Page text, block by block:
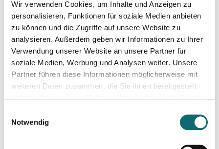
Wir verwenden Cookies, um Inhalte und Anzeigen zu
personalisieren, Funktionen für soziale Medien anbieten
zu können und die Zugriffe auf unsere Website zu
analysieren. Außerdem geben wir Informationen zu Ihrer
Verwendung unserer Website an unsere Partner für
soziale Medien, Werbung und Analysen weiter. Unsere
Partner führen diese Informationen möglicherweise mit
weiteren Daten zusammen, die Sie ihnen bereitgestellt
Notwendig
22.01.2026
Hijack the Stream: Wie Podcaster:innen den Umbruch in
27.01.2026
Ihr Einstieg in den freien Journalismus
Interviewtraining für Journalist:innen